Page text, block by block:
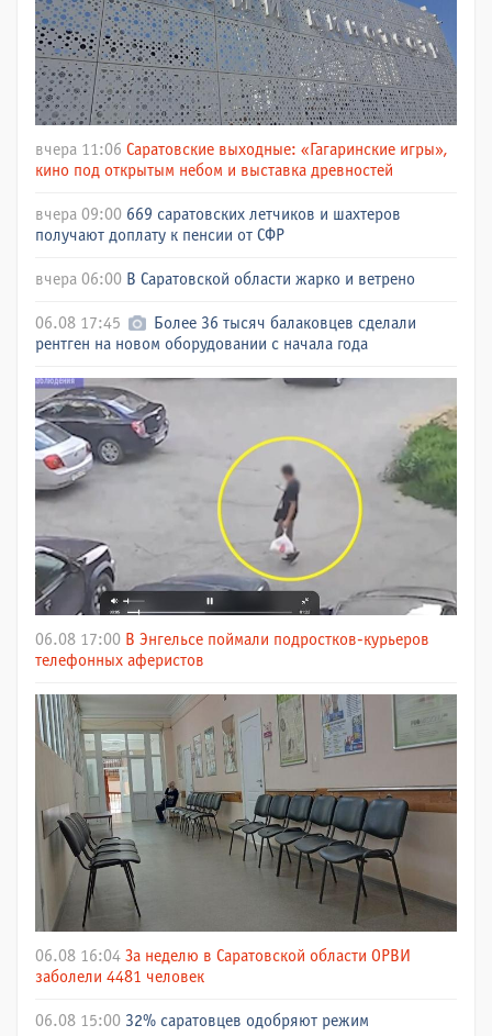
вчера 11:06 Саратовские выходные: «Гагаринские игры»,
кино под открытым небом и выставка древностей
вчера 09:00 669 саратовских летчиков и шахтеров
получают доплату к пенсии от СФР
вчера 06:00 В Саратовской области жарко и ветрено
06.08 17:45
Более 36 тысяч балаковцев сделали
рентген на новом оборудовании с начала года
06.08 17:00 В Энгельсе поймали подростков-курьеров
телефонных аферистов
06.08 16:04 За неделю в Саратовской области ОРВИ
заболели 4481 человек
06.08 15:00 32% саратовцев одобряют режим